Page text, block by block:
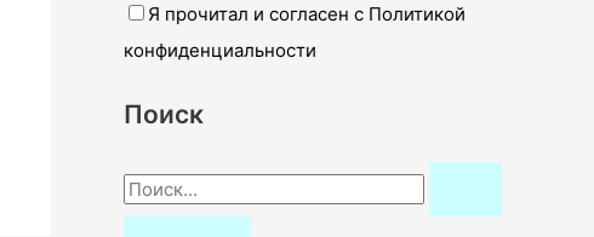
Я прочитал и согласен с Политикой
конфиденциальности
Поиск
П
о